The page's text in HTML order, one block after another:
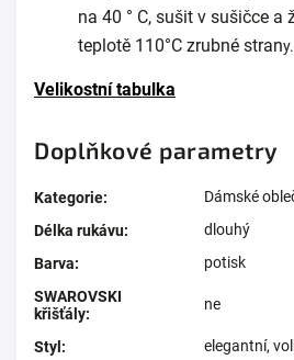
na 40 ° C, sušit v sušičce a
teplotě 110°C zrubné strany.
Velikostní tabulka
Doplňkové parametry
Kategorie:
Dámské
Délka rukávu:
dlouhý
Barva:
potisk
SWAROVSKI
křišťály:
ne
Styl : elegantní,